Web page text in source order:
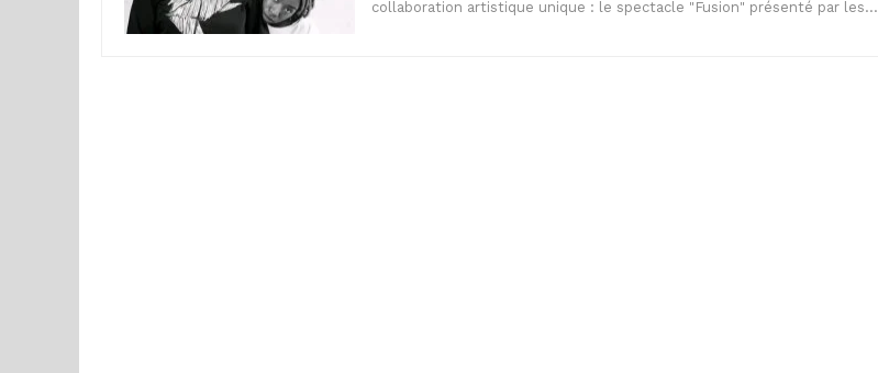
collaboration artistique unique : le spectacle "Fusion" présenté par les…